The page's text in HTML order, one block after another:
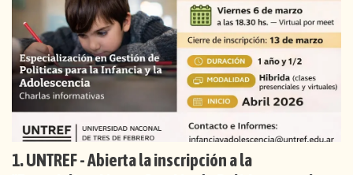
UNTREF - Abierta la inscripción a la